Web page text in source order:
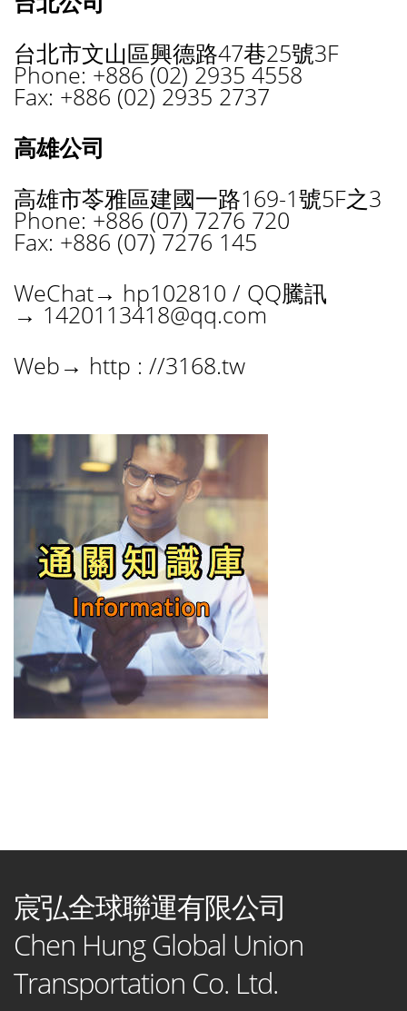
台北市文山區興德路47巷25號3F
Phone: +886 (02) 2935 4558
Fax: +886 (02) 2935 2737
高雄公司
高雄市苓雅區建國一路169-1號5F之3
Phone: +886 (07) 7276 720
Fax: +886 (07) 7276 145
WeChat→ hp102810 / QQ騰訊
→ 1420113418@qq.com
Web→ http : //3168.tw
宸弘全球聯運有限公司
Chen Hung Global Union
Transportation Co. Ltd.